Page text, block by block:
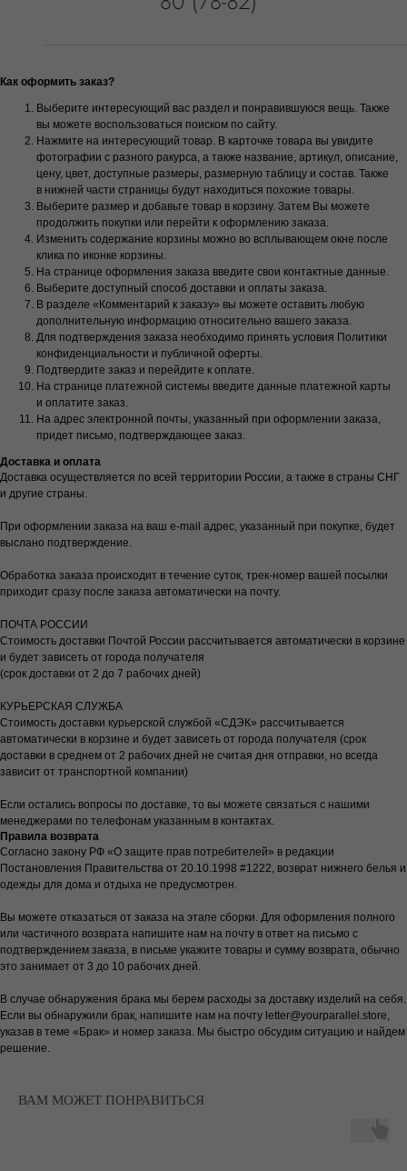
Как оформить заказ?
Выберите интересующий вас раздел и понравившуюся вещь. Также
вы можете воспользоваться поиском по сайту.
Нажмите на интересующий товар. В карточке товара вы увидите
фотографии с разного ракурса, а также название, артикул, описание,
цену, цвет, доступные размеры, размерную таблицу и состав. Также
в нижней части страницы будут находиться похожие товары.
Выберите размер и добавьте товар в корзину. Затем Вы можете
продолжить покупки или перейти к оформлению заказа.
Изменить содержание корзины можно во всплывающем окне после
клика по иконке корзины.
На странице оформления заказа введите свои контактные данные.
Выберите доступный способ доставки и оплаты заказа.
В разделе «Комментарий к заказу» вы можете оставить любую
дополнительную информацию относительно вашего заказа.
Для подтверждения заказа необходимо принять условия Политики
конфиденциальности и публичной оферты.
Подтвердите заказ и перейдите к оплате.
На странице платежной системы введите данные платежной карты
и оплатите заказ.
На адрес электронной почты, указанный при оформлении заказа,
придет письмо, подтверждающее заказ.
Доставка и оплата
Доставка осуществляется по всей территории России, а также в страны СНГ
и другие страны.
При оформлении заказа на ваш e-mail адрес, указанный при покупке, будет
выслано подтверждение.
Обработка заказа происходит в течение суток, трек-номер вашей посылки
приходит сразу после заказа автоматически на почту.
ПОЧТА РОССИИ
Стоимость доставки Почтой России рассчитывается автоматически в корзине
и будет зависеть от города получателя
(срок доставки от 2 до 7 рабочих дней)
КУРЬЕРСКАЯ СЛУЖБА
Стоимость доставки курьерской службой «СДЭК» рассчитывается
автоматически в корзине и будет зависеть от города получателя (срок
доставки в среднем от 2 рабочих дней не считая дня отправки, но всегда
зависит от транспортной компании)
Если остались вопросы по доставке, то вы можете связаться с нашими
менеджерами по телефонам указанным в контактах.
Правила возврата
Согласно закону РФ «О защите прав потребителей» в редакции
Постановления Правительства от 20.10.1998 #1222, возврат нижнего белья и
одежды для дома и отдыха не предусмотрен.
Вы можете отказаться от заказа на этапе сборки. Для оформления полного
или частичного возврата напишите нам на почту в ответ на письмо с
подтверждением заказа, в письме укажите товары и сумму возврата, обычно
это занимает от 3 до 10 рабочих дней.
В случае обнаружения брака мы берем расходы за доставку изделий на себя.
Если вы обнаружили брак, напишите нам на почту letter@yourparallel.store,
указав в теме «Брак» и номер заказа. Мы быстро обсудим ситуацию и найдем
решение.
ВАМ МОЖЕТ ПОНРАВИТЬСЯ